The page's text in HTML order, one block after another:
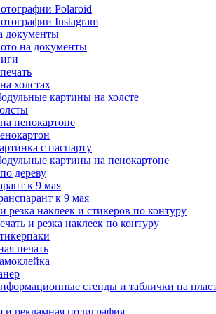
Polaroid
Instagram
документы
на документы
холстах
картины на холсте
пенокартоне
с паспарту
картины на пенокартоне
дереву
к 9 мая
к 9 мая
резка наклеек и стикеров по контуру
и резка наклеек по контуру
печать
стенды и таблички на
и рекламная полиграфия